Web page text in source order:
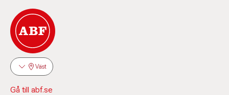
Väst
Gå till abf.se